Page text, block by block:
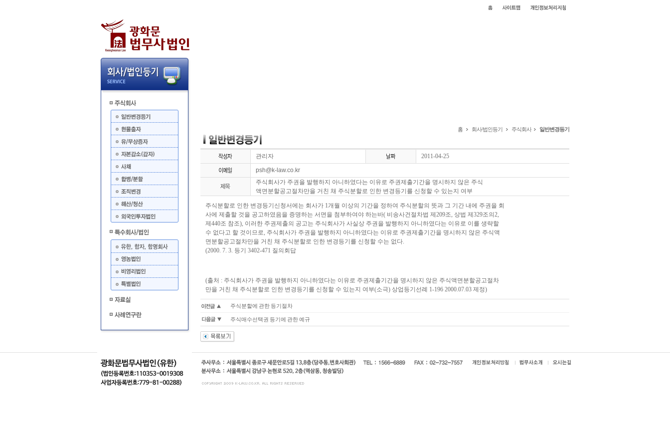
홈 회사/법인등기 주식회사 일반변경등기
관리자
2011-04-25
psh@k-law.co.kr
주식회사가 주권을 발행하지 아니하였다는 이유로 주권제출기간을 명시하지 않은 주식
액면분할공고절차만을 거친 채 주식분할로 인한 변경등기를 신청할 수 있는지 여부
주식분할로 인한 변경등기신청서에는 회사가 1개월 이상의 기간을 정하여 주식분할의 뜻과 그 기간 내에 주권을 회
사에 제출할 것을 공고하였음을 증명하는 서면을 첨부하여야 하는바( 비송사건절차법 제209조, 상법 제329조의2,
제440조 참조), 이러한 주권제출의 공고는 주식회사가 사실상 주권을 발행하지 아니하였다는 이유로 이를 생략할
수 없다고 할 것이므로, 주식회사가 주권을 발행하지 아니하였다는 이유로 주권제출기간을 명시하지 않은 주식액
면분할공고절차만을 거친 채 주식분할로 인한 변경등기를 신청할 수는 없다.
(2000. 7. 3. 등기 3402-471 질의회답
(출처 : 주식회사가 주권을 발행하지 아니하였다는 이유로 주권제출기간을 명시하지 않은 주식액면분할공고절차
만을 거친 채 주식분할로 인한 변경등기를 신청할 수 있는지 여부(소극) 상업등기선례 1-196 2000.07.03 제정)
주식분할에 관한 등기절차
주식매수선택권 등기에 관한 예규